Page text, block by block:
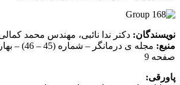
نویسندگان: دکتر ندا نائبی، مهندس محمد کمالی
منبع:
صفحه 9
پاورقی: